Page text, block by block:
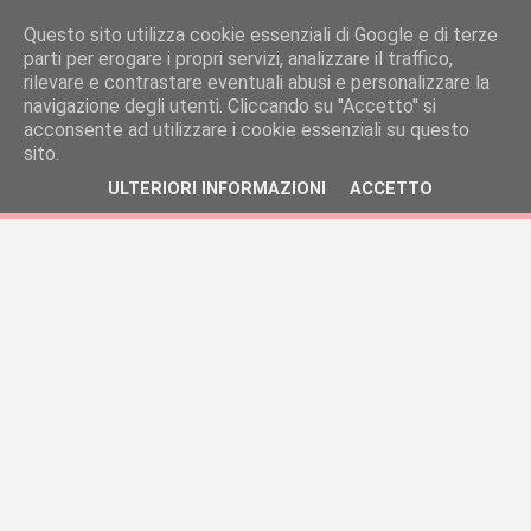
Questo sito utilizza cookie essenziali di Google e di terze
parti per erogare i propri servizi, analizzare il traffico,
rilevare e contrastare eventuali abusi e personalizzare la
navigazione degli utenti. Cliccando su ''Accetto'' si
acconsente ad utilizzare i cookie essenziali su questo
sito.
ULTERIORI INFORMAZIONI ACCETTO